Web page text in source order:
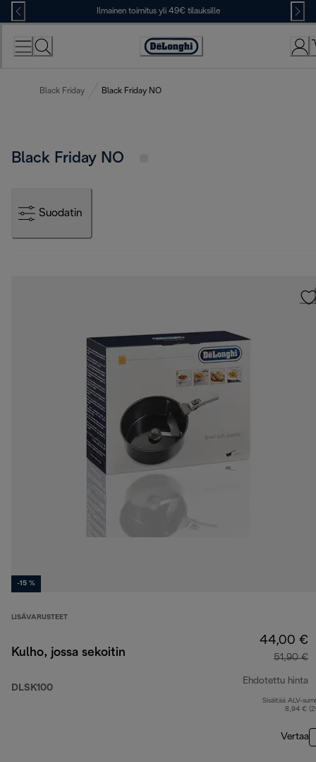
Skip
to
Content
Ilmainen toimitus yli 49€ tilauksille
Accessibility
Black Friday Black Friday NO
Black Friday NO
Suodatin
-15 %
LISÄVARUSTEET
Kulho, jossa sekoitin
DLSK100
44,00 €
51,90 €
Ehdotettu hinta
Sisältää ALV-
8,94 €
Vertaa